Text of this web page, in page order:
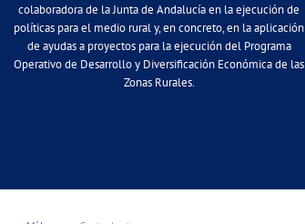
colaboradora de la Junta de Andalucía en la ejecución de
políticas para el medio rural y, en concreto, en la aplicación
de ayudas a proyectos para la ejecución del Programa
Operativo de Desarrollo y Diversificación Económica de las
Zonas Rurales.